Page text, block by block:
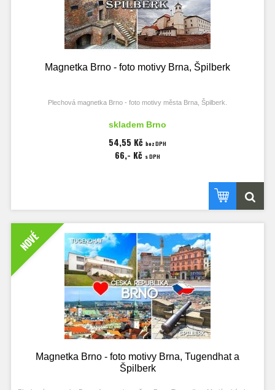
Magnetka Brno - foto motivy Brna, Špilberk
Plechová magnetka Brno - foto motivy města Brna, Špilberk.
v opevnění renesančních, barokních a klasicistních pevností, nápisy Brno
a Špilberk.
skladem Brno
54,55 Kč bez DPH
66,- Kč s DPH
NOVÉ
Magnetka Brno - foto motivy Brna, Tugendhat a
Špilberk